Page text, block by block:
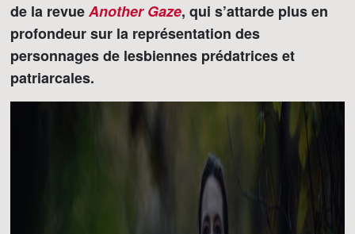
de la revueAnother Gaze, qui s’attarde plus en
profondeur sur la représentation des
personnages de lesbiennes prédatrices et
patriarcales.